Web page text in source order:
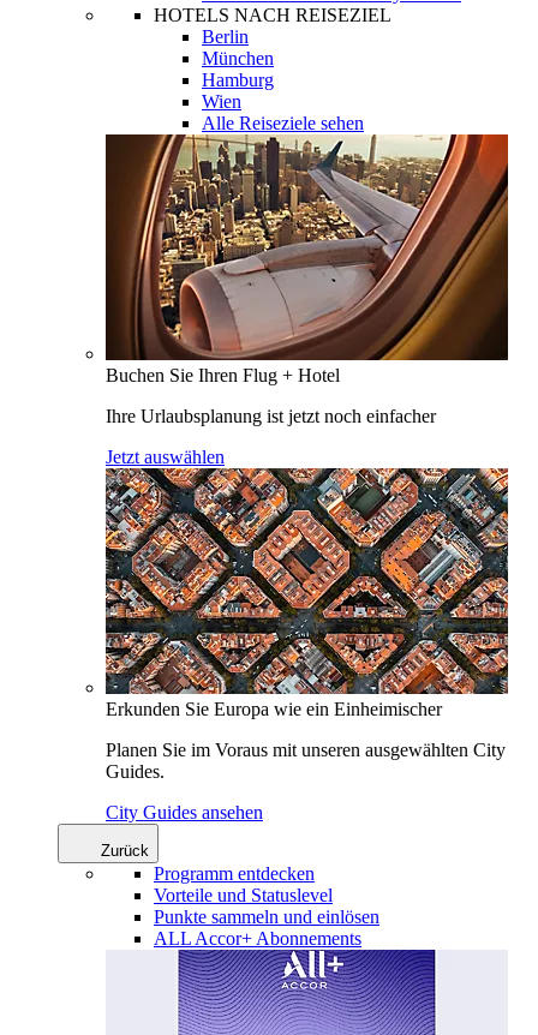
HOTELS NACH REISEZIEL
Berlin
München
Hamburg
Wien
Alle Reiseziele sehen
Buchen Sie Ihren Flug + Hotel
Ihre Urlaubsplanung ist jetzt noch einfacher
Jetzt auswählen
Erkunden Sie Europa wie ein Einheimischer
Planen Sie im Voraus mit unseren ausgewählten City
Guides.
City Guides ansehen
Zurück
Programm entdecken
Vorteile und Statuslevel
Punkte sammeln und einlösen
ALL Accor+ Abonnements